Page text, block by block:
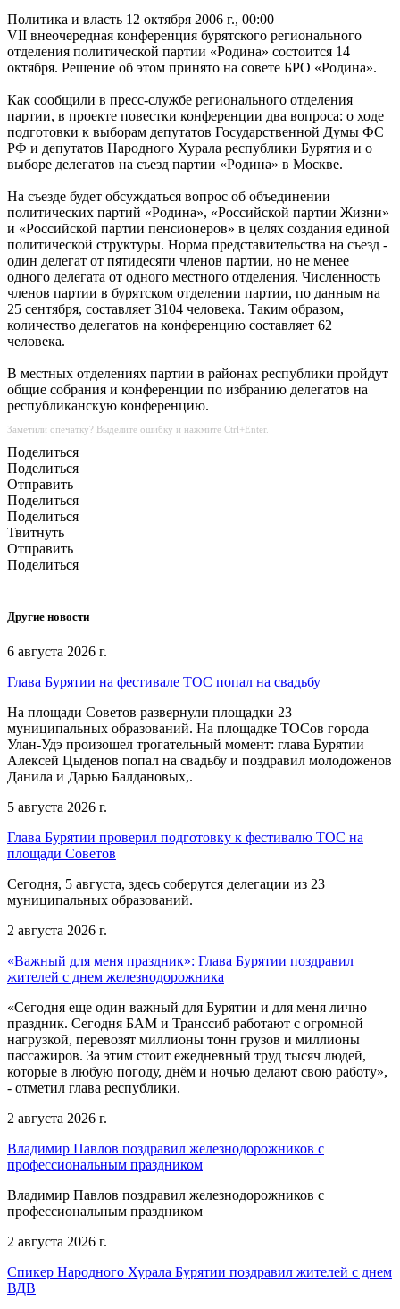
Политика и власть 12 октября 2006 г., 00:00
VII внеочередная конференция бурятского регионального
отделения политической партии «Родина» состоится 14
октября. Решение об этом принято на совете БРО «Родина».
Как сообщили в пресс-службе регионального отделения
партии, в проекте повестки конференции два вопроса: о ходе
подготовки к выборам депутатов Государственной Думы ФС
РФ и депутатов Народного Хурала республики Бурятия и о
выборе делегатов на съезд партии «Родина» в Москве.
На съезде будет обсуждаться вопрос об объединении
политических партий «Родина», «Российской партии Жизни»
и «Российской партии пенсионеров» в целях создания единой
политической структуры. Норма представительства на съезд -
один делегат от пятидесяти членов партии, но не менее
одного делегата от одного местного отделения. Численность
членов партии в бурятском отделении партии, по данным на
25 сентября, составляет 3104 человека. Таким образом,
количество делегатов на конференцию составляет 62
человека.
В местных отделениях партии в районах республики пройдут
общие собрания и конференции по избранию делегатов на
республиканскую конференцию.
Заметили опечатку? Выделите ошибку и нажмите Ctrl+Enter.
Поделиться
Поделиться
Отправить
Поделиться
Поделиться
Твитнуть
Отправить
Поделиться
Другие новости
6 августа 2026 г.
Глава Бурятии на фестивале ТОС попал на свадьбу
На площади Советов развернули площадки 23
муниципальных образований. На площадке ТОСов города
Улан-Удэ произошел трогательный момент: глава Бурятии
Алексей Цыденов попал на свадьбу и поздравил молодоженов
Данила и Дарью Балдановых,.
5 августа 2026 г.
Глава Бурятии проверил подготовку к фестивалю ТОС на
площади Советов
Сегодня, 5 августа, здесь соберутся делегации из 23
муниципальных образований.
2 августа 2026 г.
«Важный для меня праздник»: Глава Бурятии поздравил
жителей с днем железнодорожника
«Сегодня еще один важный для Бурятии и для меня лично
праздник. Сегодня БАМ и Транссиб работают с огромной
нагрузкой, перевозят миллионы тонн грузов и миллионы
пассажиров. За этим стоит ежедневный труд тысяч людей,
которые в любую погоду, днём и ночью делают свою работу»,
- отметил глава республики.
2 августа 2026 г.
Владимир Павлов поздравил железнодорожников с
профессиональным праздником
Владимир Павлов поздравил железнодорожников с
профессиональным праздником
2 августа 2026 г.
Спикер Народного Хурала Бурятии поздравил жителей с днем
ВДВ